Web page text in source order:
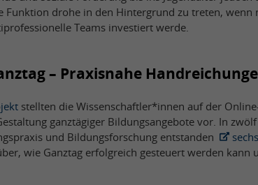
Funktion drohe in den Hintergrund zu treten, wenn
Teams investiert werde.
– Praxisnahe
stellten die Wissenschaftler*innen auf der
ganztägiger Bildungsangebote vor. In
und Bildungsforschung entstanden
wie Ganztag erfolgreich gesteuert werden kann